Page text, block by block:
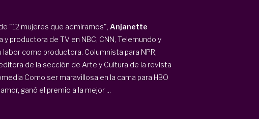
"12 mujeres que admiramos", Anjanette
productora de TV en NBC, CNN, Telemundo y
como productora. Columnista para NPR,
de la sección de Arte y Cultura de la revista
Como ser maravillosa en la cama para HBO
ganó el premio a la mejor ...